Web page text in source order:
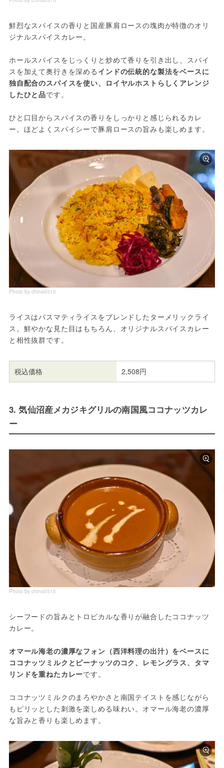
鮮烈なスパイスの香りと国産豚肩ロースの塊肉が特徴のオリ
ジナルスパイスカレー。
ホールスパイスをじっくりと炒めて香りを引き出し、スパイ
スを加えて奥行きを深める インドの伝統的な製法をベースに
独自配合のスパイスを使い、ロイヤルホストらしくアレンジ
したひと品です。
ひと口目からスパイスの香りをしっかりと感じられるカレ
ー。ほどよくスパイシーで豚肩ロースの旨みも楽しめます。
Photo by china0515
ライスはバスマティライスをブレンドしたターメリックライ
ス。鮮やかな見た目はもちろん、オリジナルスパイスカレー
と相性抜群です。
税込価格 2,508円
3. 気仙沼産メカジキグリルの南国風ココナッツカレ
ー
Photo by china0515
シーフードの旨みとトロピカルな香りが融合したココナッツ
カレー。
オマール海老の濃厚なフォン（西洋料理の出汁）をベースに
ココナッツミルクとピーナッツのコク、レモングラス、タマ
リンドを重ねたカレーです。
ココナッツミルクのまろやかさと南国テイストを感じながら
もピリッとした刺激を楽しめる味わい。オマール海老の濃厚
な旨みと香りも楽しめます。